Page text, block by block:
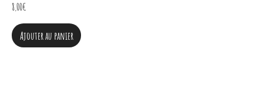
8,00€
Ajouter au panier